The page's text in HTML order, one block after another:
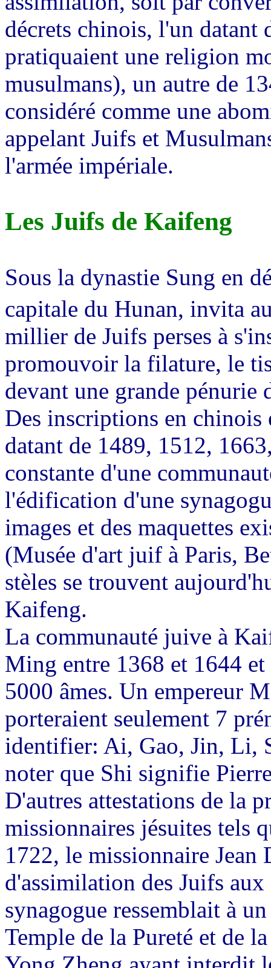
décrets chinois, l'un datant
pratiquaient une religion
musulmans), un autre de
considéré comme une
appelant Juifs et
l'armée impériale.
Les Juifs de Kaifeng
Sous la dynastie Sung en
capitale du Hunan, invita
millier de Juifs perses à
promouvoir la filature, le
devant une grande pénurie
Des inscriptions en chinois
datant de 1489, 1512,
constante d'une
l'édification d'une
images et des maquettes
(Musée d'art juif à Paris,
stèles se trouvent
Kaifeng.
La communauté juive à
Ming entre 1368 et 1644
5000 âmes. Un empereur
porteraient seulement 7
identifier: Ai, Gao, Jin, Li,
noter que Shi signifie
D'autres attestations de la
missionnaires jésuites tels
1722, le missionnaire Jean
d'assimilation des Juifs
synagogue ressemblait à
Temple de la Pureté et de